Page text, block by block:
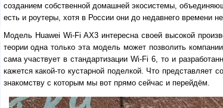
созданием собственной домашней экосистемы,
есть и роутеры, хотя в России они до недавнего времени
Модель Huawei Wi-Fi AX3 интересна своей высокой
теории одна только эта модель может позволить
сама участвует в стандартизации Wi-Fi 6, то и
кажется какой-то кустарной поделкой. Что представляет
знакомству с которым мы вот прямо сейчас и перейдём.